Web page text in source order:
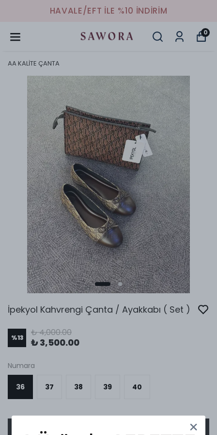
HAVALE/EFT İLE %10 İNDİRİM
0
AA KALİTE ÇANTA
İpekyol Kahvrengi Çanta / Ayakkabı ( Set )
%13 ₺ 4,000.00
₺ 3,500.00
Numara
36 37 38 39 40
SEPETE EKLE